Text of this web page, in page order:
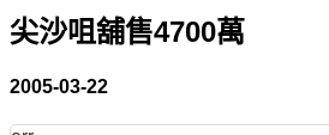
尖沙咀舖售4700萬
2005-03-22